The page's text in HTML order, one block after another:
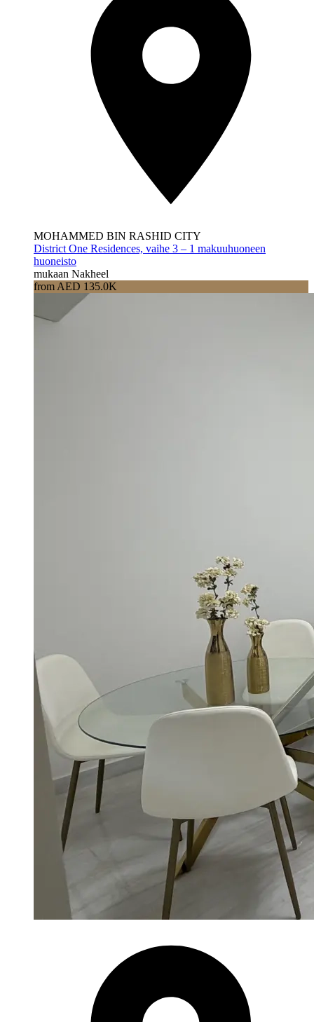
MOHAMMED BIN RASHID CITY
District One Residences, vaihe 3 – 1 makuuhuoneen
huoneisto
mukaan Nakheel
from AED 135.0K